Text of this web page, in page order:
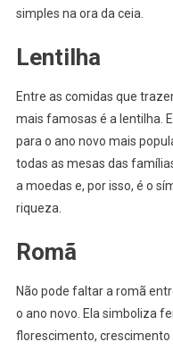
simples na ora da ceia.
Lentilha
Entre as comidas que
mais famosas é a lentilha.
para o ano novo mais
todas as mesas das
a moedas e, por isso, é o
riqueza.
Romã
Não pode faltar a romã
o ano novo. Ela simboliza
florescimento, crescimento